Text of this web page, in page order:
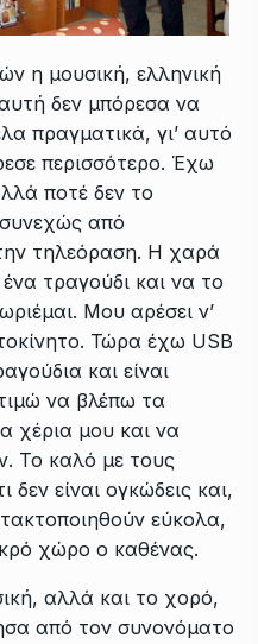
η μουσική, ελληνική
δεν μπόρεσα να
πραγματικά, γι’ αυτό
περισσότερο. Έχω
ποτέ δεν το
από
τηλεόραση. Η χαρά
τραγούδι και να το
Μου αρέσει ν’
Τώρα έχω USB
και είναι
να βλέπω τα
χέρια μου και να
Το καλό με τους
δεν είναι ογκώδεις και,
εύκολα,
χώρο ο καθένας.
αλλά και το χορό,
από τον συνονόματο